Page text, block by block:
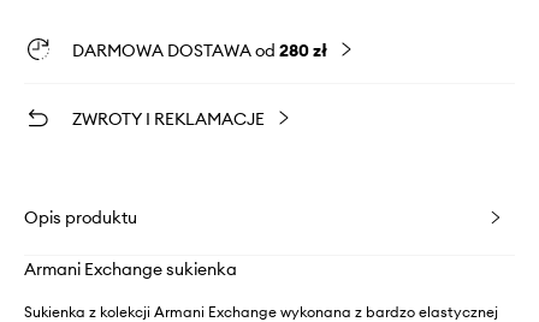
DARMOWA DOSTAWA od 280 zł
ZWROTY I REKLAMACJE
Opis produktu
Armani Exchange sukienka
Sukienka z kolekcji Armani Exchange wykonana z bardzo elastycznej